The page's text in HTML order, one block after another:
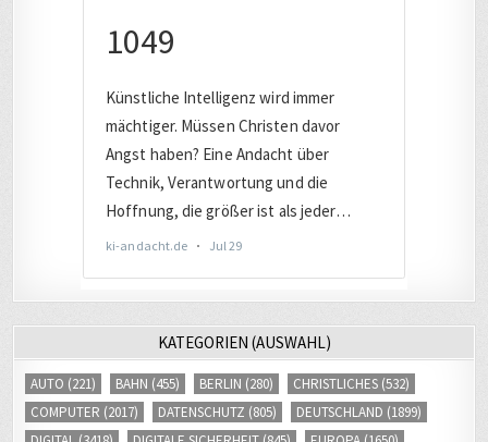
KATEGORIEN (AUSWAHL)
AUTO (221) BAHN (455) BERLIN (280) CHRISTLICHES (532)
COMPUTER (2017) DATENSCHUTZ (805) DEUTSCHLAND (1899)